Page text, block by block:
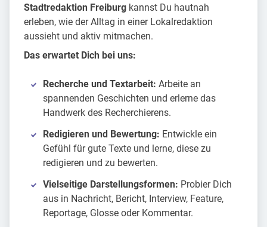
Stadtredaktion Freiburg kannst Du hautnah
erleben, wie der Alltag in einer Lokalredaktion
aussieht und aktiv mitmachen.
Das erwartet Dich bei uns:
Recherche und Textarbeit: Arbeite an
spannenden Geschichten und erlerne das
Handwerk des Recherchierens.
Redigieren und Bewertung: Entwickle ein
Gefühl für gute Texte und lerne, diese zu
redigieren und zu bewerten.
Vielseitige Darstellungsformen: Probier Dich
aus in Nachricht, Bericht, Interview, Feature,
Reportage, Glosse oder Kommentar.